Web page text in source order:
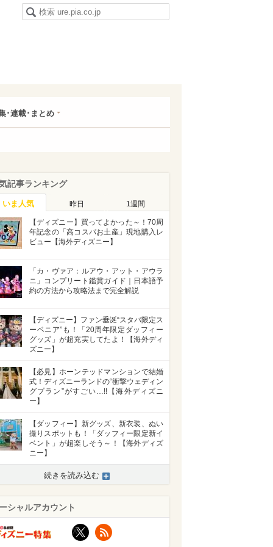
･連載･まとめ
記事ランキング
いま人気 昨日 1週間
【ディズニー】買ってよかった～！70周
年記念の「高コスパお土産」現地購入レ
ビュー【海外ディズニー】
「カ・ヴァア：ルアウ・アット・アウラ
ニ」コンプリート鑑賞ガイド｜日本語予
約の方法から攻略法まで完全解説
【ディズニー】ファン垂涎“スタバ限定ス
ーベニア”も！「20周年限定ダッフィー
グッズ」が超充実してたよ！【海外ディ
ズニー】
【必見】ホーンテッドマンションで結婚
式！ディズニーランドの“衝撃ウェディン
グプラン”がすごい…!!【海外ディズニ
ー】
【ダッフィー】新グッズ、新衣装、ぬい
撮りスポットも！「ダッフィー限定新イ
ベント」が超楽しそう～！【海外ディズ
ニー】
続きを読み込む
シャルアカウント
X